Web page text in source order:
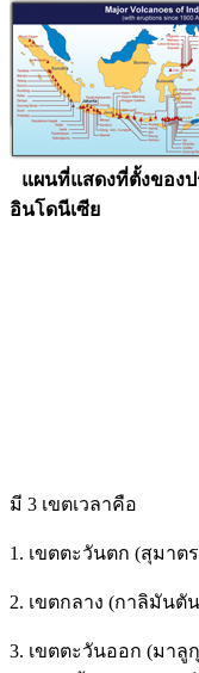
แผนที่แสดงที่ตั้งของป
อินโดนีเซีย
มี 3 เขตเวลาคือ
1. เขตตะวันตก (สุมา
2. เขตกลาง (กาลิมันตั
3. เขตตะวันออก (มาลู